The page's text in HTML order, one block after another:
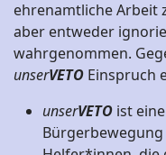
ehrenamtliche Arbeit
aber entweder
wahrgenommen.
unserVETO Einspruch
unserVETO ist